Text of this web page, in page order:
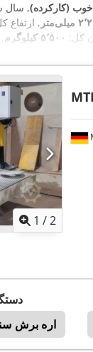
خوب (کارکرده), سال
, ارتفاع
کل: ۵٬۵۰۰ کیلوگرم
1 /2
اره برش